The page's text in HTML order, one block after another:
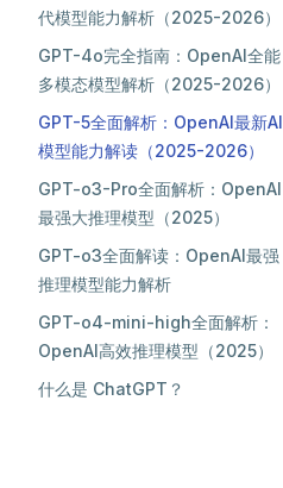
代模型能力解析（2025-2026）
GPT-4o完全指南：OpenAI全能
多模态模型解析（2025-2026）
GPT-5全面解析：OpenAI最新AI
模型能力解读（2025-2026）
GPT-o3-Pro全面解析：OpenAI
最强大推理模型（2025）
GPT-o3全面解读：OpenAI最强
推理模型能力解析
GPT-o4-mini-high全面解析：
OpenAI高效推理模型（2025）
什么是 ChatGPT？